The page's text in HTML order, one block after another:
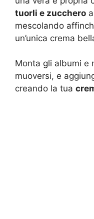
tuorli e zucchero
mescolando
un’unica crema
Monta gli albumi e
muoversi, e
creando la tua